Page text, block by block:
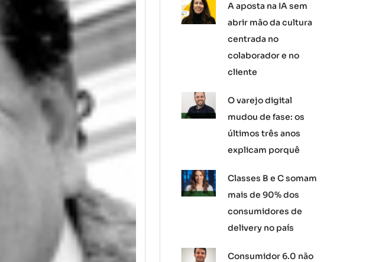
A aposta na IA sem
abrir mão da cultura
centrada no
colaborador e no
cliente
O varejo digital
mudou de fase: os
últimos três anos
explicam porquê
Classes B e C somam
mais de 90% dos
consumidores de
delivery no país
Consumidor 6.0 não